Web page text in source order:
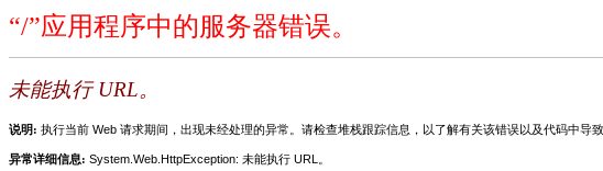
“/”应用程序中的服务器错误。
未能执行 URL。
说明: 执行当前 Web 请求期间，出现未经处理的异常。请检查堆栈跟踪信息，以了解有关该错误以及代码中导
异常详细信息: System.Web.HttpException: 未能执行 URL。